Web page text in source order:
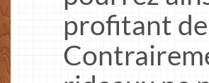
profitant